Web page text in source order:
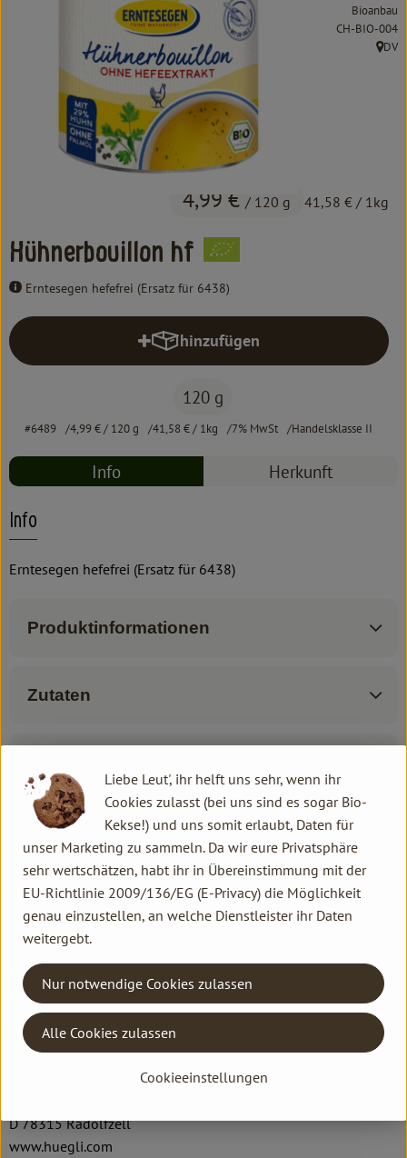
Kochen & Backen
Süß & Pikant
Getränke
Haushalt
Erleben
Hühnerbouillon hf
Erntesegen hefefrei (Ersatz für 6438)
4,99 € / 120 g 41,58 € / 1kg
Bioanbau
,CH-BIO-004
,DV
hinzufügen
Produkt zum Warenkorb
120 g
#6489 4,99 €/ 120 g 41,58 €/ 1kg 7% MwSt Handelsklasse II
Info Herkunft
Info
Erntesegen hefefrei (Ersatz für 6438)
Produktinformationen
Zutaten
Herkunft
DV
Hügli Nahrungsmittel GmbH
D 78315 Radolfzell
www.huegli.com
Liebe Leut', ihr helft uns sehr, wenn ihr
Cookies zulasst (bei uns sind es sogar Bio-
Kekse!) und uns somit erlaubt, Daten für
unser Marketing zu sammeln. Da wir eure Privatsphäre
sehr wertschätzen, habt ihr in Übereinstimmung mit der
EU-Richtlinie 2009/136/EG (E-Privacy) die Möglichkeit
genau einzustellen, an welche Dienstleister ihr Daten
weitergebt.
Cookieeinstellungen
Nur notwendige Cookies zulassen
Alle Cookies zulassen